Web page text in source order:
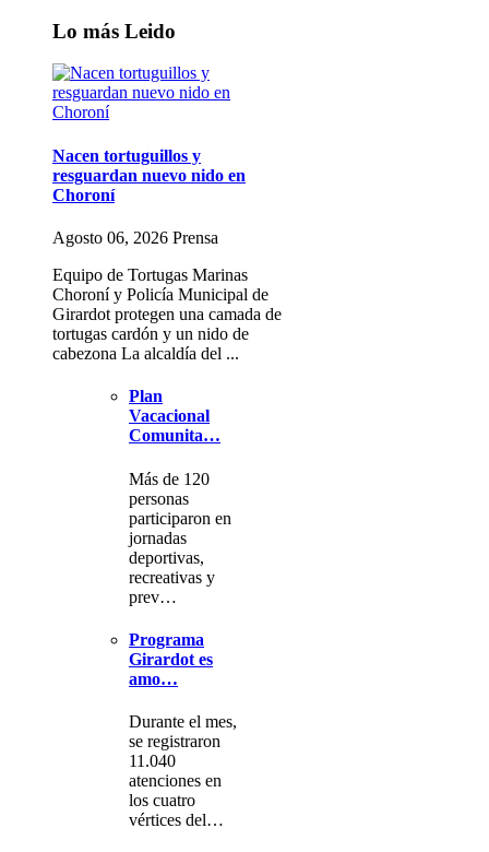
Lo más Leido
Nacen tortuguillos y
resguardan nuevo nido en
Choroní
Agosto 06, 2026 Prensa
Equipo de Tortugas Marinas
Choroní y Policía Municipal de
Girardot protegen una camada de
tortugas cardón y un nido de
cabezona La alcaldía del ...
Plan
Vacacional
Comunita…
Más de 120
personas
participaron en
jornadas
deportivas,
recreativas y
prev…
Programa
Girardot es
amo…
Durante el mes,
se registraron
11.040
atenciones en
los cuatro
vértices del…